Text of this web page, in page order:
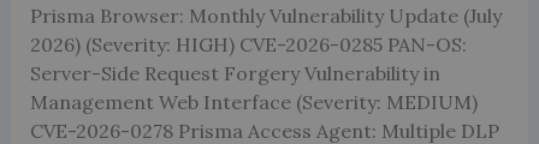
Prisma Browser: Monthly Vulnerability Update (July
2026) (Severity: HIGH) CVE-2026-0285 PAN-OS:
Server-Side Request Forgery Vulnerability in
Management Web Interface (Severity: MEDIUM)
CVE-2026-0278 Prisma Access Agent: Multiple DLP